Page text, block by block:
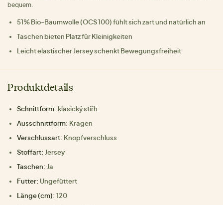
bequem.
51% Bio-Baumwolle (OCS 100) fühlt sich zart und natürlich an
Taschen bieten Platz für Kleinigkeiten
Leicht elastischer Jersey schenkt Bewegungsfreiheit
Produktdetails
Schnittform: klasický stiřh
Ausschnittform: Kragen
Verschlussart: Knopfverschluss
Stoffart: Jersey
Taschen: Ja
Futter: Ungefüttert
Länge (cm): 120